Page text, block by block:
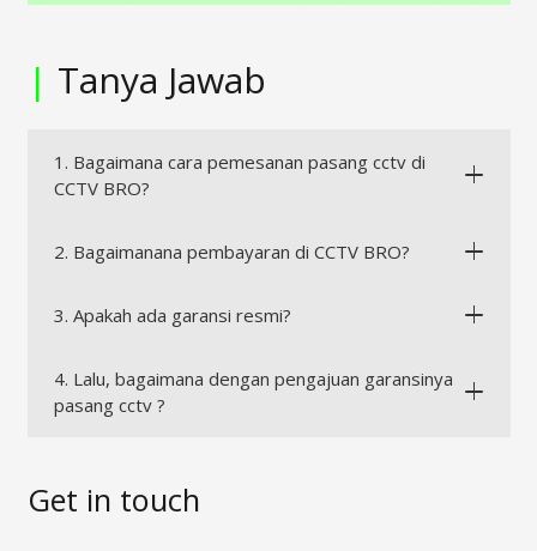
| Tanya Jawab
1. Bagaimana cara pemesanan pasang cctv di
CCTV BRO?
2. Bagaimanana pembayaran di CCTV BRO?
3. Apakah ada garansi resmi?
4. Lalu, bagaimana dengan pengajuan garansinya
pasang cctv ?
Get in touch